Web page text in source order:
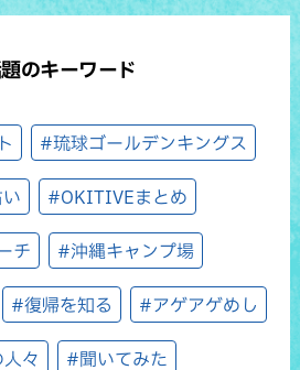
のキーワード
#琉球ゴールデンキングス
#OKITIVEまとめ
チ #沖縄キャンプ場
#復帰を知る #アゲアゲめし
々 #聞いてみた